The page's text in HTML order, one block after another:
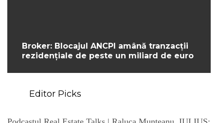
Broker: Blocajul ANCPI amână tranzacții
rezidențiale de peste un miliard de euro
Editor Picks